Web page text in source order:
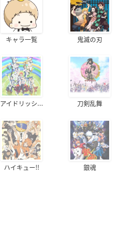
キャラ一覧 鬼滅の刃
アイドリッシ... 刀剣乱舞
ハイキュー!! 銀魂